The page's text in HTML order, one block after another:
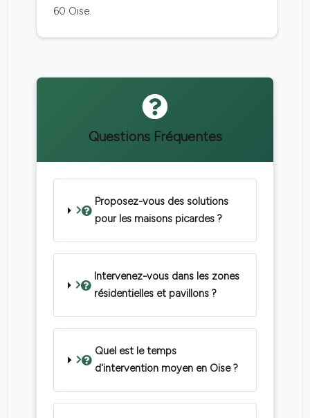
60 Oise.
Questions Fréquentes
Proposez-vous des solutions
pour les maisons picardes ?
Intervenez-vous dans les zones
résidentielles et pavillons ?
Quel est le temps
d'intervention moyen en Oise ?